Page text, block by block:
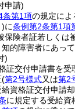
申請)
条第1項の規定によ
)に条例第2条第1項
保険者証若しくは
的障害者にあっ
)
証交付申請書を
(第2号様式又は第2
資格証交付申請
に規定する受給資